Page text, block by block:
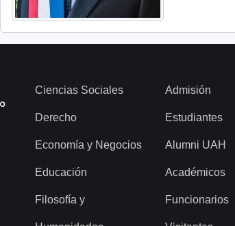
Ciencias Sociales
Derecho
Economía y Negocios
Educación
Filosofía y
Admisión
Estudiantes
Alumni UAH
Académicos
Funcionarios